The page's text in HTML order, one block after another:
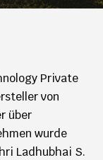
Private
von
über
wurde
Ladhubhai S.